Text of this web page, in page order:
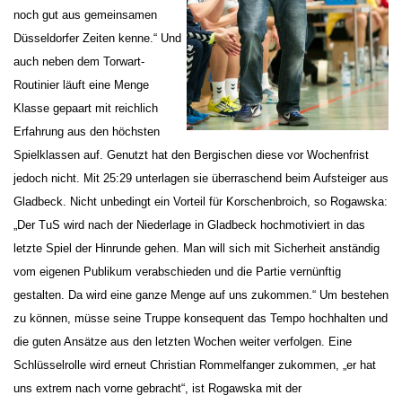
noch gut aus gemeinsamen
Düsseldorfer Zeiten kenne.“ Und
auch neben dem Torwart-
Routinier läuft eine Menge
Klasse gepaart mit reichlich
Erfahrung aus den höchsten
Spielklassen auf. Genutzt hat den Bergischen diese vor Wochenfrist
jedoch nicht. Mit 25:29 unterlagen sie überraschend beim Aufsteiger aus
Gladbeck. Nicht unbedingt ein Vorteil für Korschenbroich, so Rogawska:
„Der TuS wird nach der Niederlage in Gladbeck hochmotiviert in das
letzte Spiel der Hinrunde gehen. Man will sich mit Sicherheit anständig
vom eigenen Publikum verabschieden und die Partie vernünftig
gestalten. Da wird eine ganze Menge auf uns zukommen.“ Um bestehen
zu können, müsse seine Truppe konsequent das Tempo hochhalten und
die guten Ansätze aus den letzten Wochen weiter verfolgen. Eine
Schlüsselrolle wird erneut Christian Rommelfanger zukommen, „er hat
uns extrem nach vorne gebracht“, ist Rogawska mit der